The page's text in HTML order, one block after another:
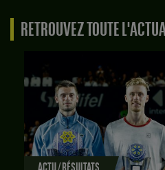
RETROUVEZ TOUTE